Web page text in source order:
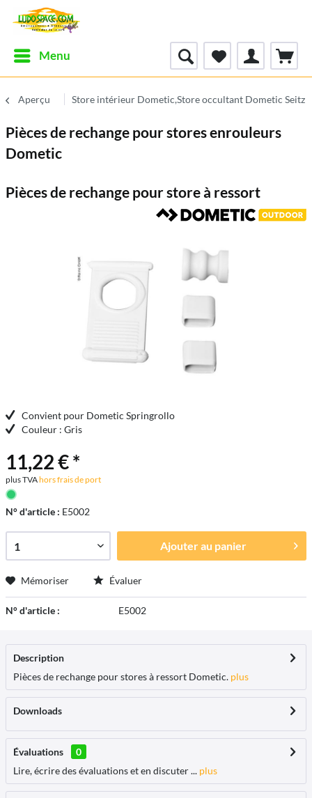
Menu
Aperçu Store intérieur Dometic,Store occultant Dometic Seitz
Pièces de rechange pour stores enrouleurs
Dometic
Pièces de rechange pour store à ressort
Convient pour Dometic Springrollo
Couleur : Gris
11,22 € *
plus TVAhors frais de port
N° d'article : E5002
Ajouter au panier
Mémoriser Évaluer
N° d'article : E5002
Description
Pièces de rechange pour stores à ressort Dometic. plus
Downloads
Évaluations
0
Lire, écrire des évaluations et en discuter ... plus